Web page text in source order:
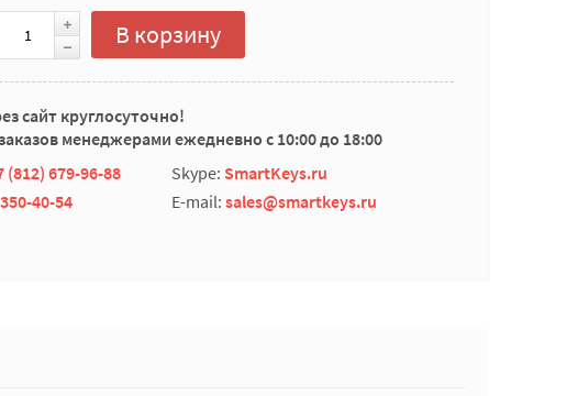
В корзину
сайт круглосуточно!
менеджерами ежедневно с 10:00 до 18:00
(812) 679-96-88 Skype: SmartKeys.ru
40-54 E-mail: sales@smartkeys.ru